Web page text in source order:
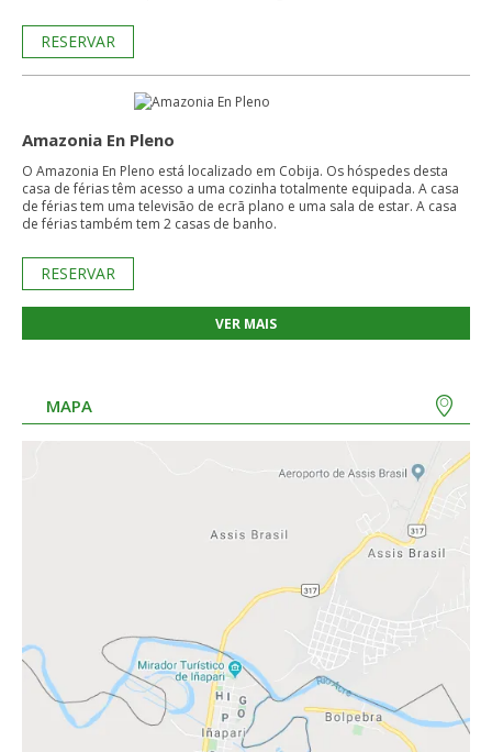
RESERVAR
Amazonia En Pleno
O Amazonia En Pleno está localizado em Cobija. Os hóspedes desta
casa de férias têm acesso a uma cozinha totalmente equipada. A casa
de férias tem uma televisão de ecrã plano e uma sala de estar. A casa
de férias também tem 2 casas de banho.
RESERVAR
VER MAIS
MAPA